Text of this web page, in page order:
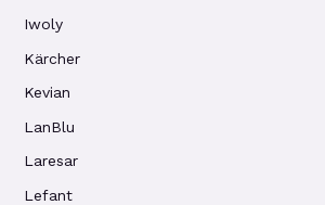
Iwoly
Kärcher
Kevian
LanBlu
Laresar
Lefant